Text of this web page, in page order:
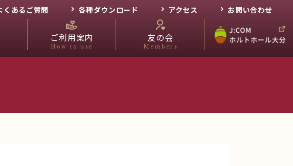
くあるご質問 各種ダウンロード アクセス お問い合わせ
ご利用案内
How to use
友の会
Members